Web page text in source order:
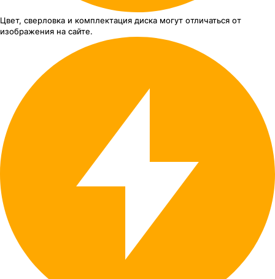
Цвет, сверловка и комплектация диска могут отличаться от
изображения на сайте.